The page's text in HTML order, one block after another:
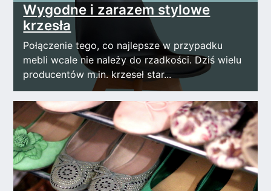
Wygodne i zarazem stylowe
krzesła
Połączenie tego, co najlepsze w przypadku
mebli wcale nie należy do rzadkości. Dziś wielu
producentów m.in. krzeseł star...